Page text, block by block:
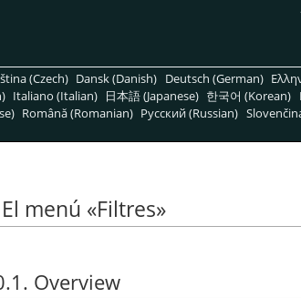
(Czech) Dansk (Danish) Deutsch (German)
Italiano (Italian) 日本語 (Japanese) 한국어 (Korean)
Română (Romanian) Pусский (Russian)
menú «Filtres»
Overview